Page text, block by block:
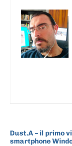
Dust.A – il primo
smartphone